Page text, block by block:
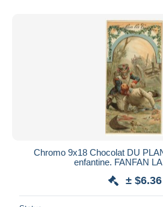
Chromo 9x18 Chocolat DU
enfantine. FANFAN
± $6.36